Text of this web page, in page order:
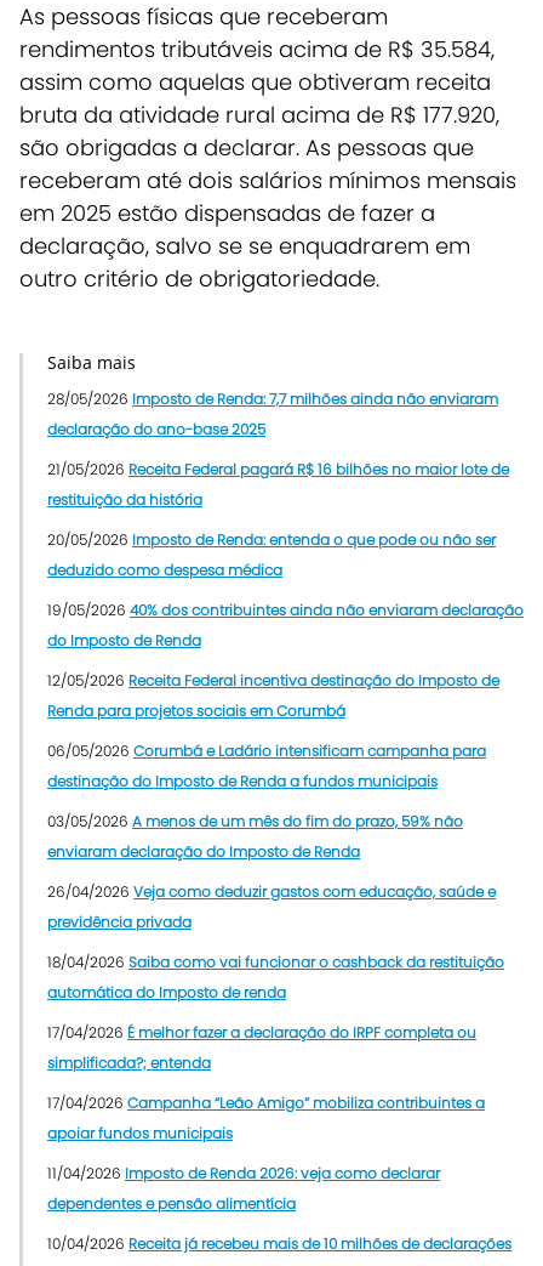
As pessoas físicas que receberam
rendimentos tributáveis acima de R$ 35.584,
assim como aquelas que obtiveram receita
bruta da atividade rural acima de R$ 177.920,
são obrigadas a declarar. As pessoas que
receberam até dois salários mínimos mensais
em 2025 estão dispensadas de fazer a
declaração, salvo se se enquadrarem em
outro critério de obrigatoriedade.
Saiba mais
28/05/2026 Imposto de Renda: 7,7 milhões ainda não enviaram
declaração do ano-base 2025
21/05/2026 Receita Federal pagará R$ 16 bilhões no maior lote de
restituição da história
20/05/2026 Imposto de Renda: entenda o que pode ou não ser
deduzido como despesa médica
19/05/2026 40% dos contribuintes ainda não enviaram declaração
do Imposto de Renda
12/05/2026 Receita Federal incentiva destinação do Imposto de
Renda para projetos sociais em Corumbá
06/05/2026 Corumbá e Ladário intensificam campanha para
destinação do Imposto de Renda a fundos municipais
03/05/2026 A menos de um mês do fim do prazo, 59% não
enviaram declaração do Imposto de Renda
26/04/2026 Veja como deduzir gastos com educação, saúde e
previdência privada
18/04/2026 Saiba como vai funcionar o cashback da restituição
automática do Imposto de renda
17/04/2026 É melhor fazer a declaração do IRPF completa ou
simplificada?; entenda
17/04/2026 Campanha “Leão Amigo” mobiliza contribuintes a
apoiar fundos municipais
11/04/2026 Imposto de Renda 2026: veja como declarar
dependentes e pensão alimentícia
10/04/2026 Receita já recebeu mais de 10 milhões de declarações